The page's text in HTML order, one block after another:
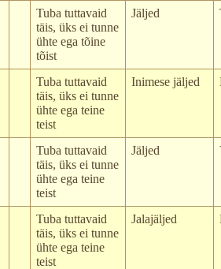
Tuba tuttavaid
täis, üks ei tunne
ühte ega tõine
tõist
Jäljed
Tuba tuttavaid
täis, üks ei tunne
ühte ega teine
teist
Inimese jäljed
Tuba tuttavaid
täis, üks ei tunne
ühte ega teine
teist
Jäljed
Tuba tuttavaid
täis, üks ei tunne
ühte ega teine
teist
Jalajäljed